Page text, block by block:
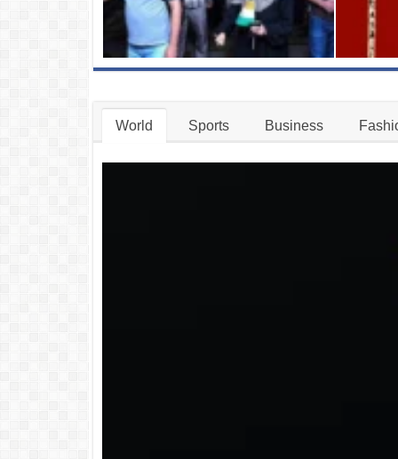
World Sports Business